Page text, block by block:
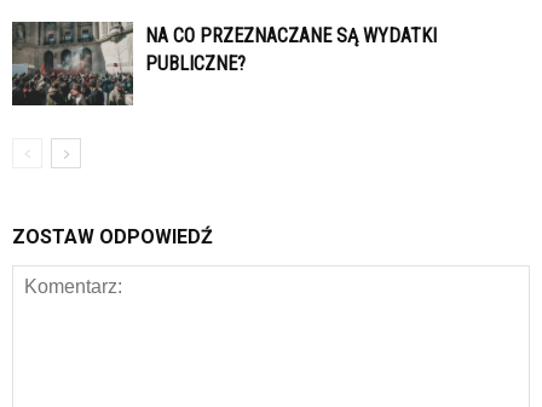
NA CO PRZEZNACZANE SĄ WYDATKI
PUBLICZNE?
ZOSTAW ODPOWIEDŹ